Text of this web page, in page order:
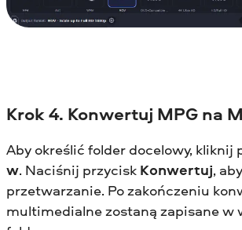
Krok 4. Konwertuj MPG na
Aby określić folder docelowy, kliknij
w. Naciśnij przycisk Konwertuj,
przetwarzanie. Po zakończeniu
multimedialne zostaną zapisane w